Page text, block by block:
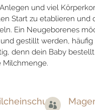
und viel
Start zu etablieren und
Ein Neugeborenes
gestillt werden, häufig
denn dein Baby
Milchmenge.
